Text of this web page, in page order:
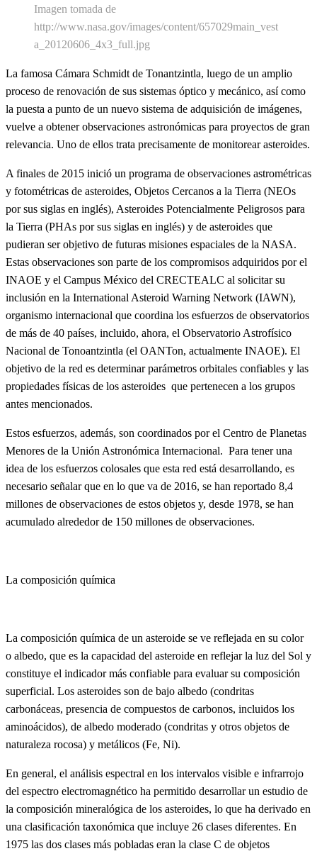
Imagen tomada de
http://www.nasa.gov/images/content/657029main_vest
a_20120606_4x3_full.jpg
La famosa Cámara Schmidt de Tonantzintla, luego de un amplio
proceso de renovación de sus sistemas óptico y mecánico, así como
la puesta a punto de un nuevo sistema de adquisición de imágenes,
vuelve a obtener observaciones astronómicas para proyectos de gran
relevancia. Uno de ellos trata precisamente de monitorear asteroides.
A finales de 2015 inició un programa de observaciones astrométricas
y fotométricas de asteroides, Objetos Cercanos a la Tierra (NEOs
por sus siglas en inglés), Asteroides Potencialmente Peligrosos para
la Tierra (PHAs por sus siglas en inglés) y de asteroides que
pudieran ser objetivo de futuras misiones espaciales de la NASA.
Estas observaciones son parte de los compromisos adquiridos por el
INAOE y el Campus México del CRECTEALC al solicitar su
inclusión en la International Asteroid Warning Network (IAWN),
organismo internacional que coordina los esfuerzos de observatorios
de más de 40 países, incluido, ahora, el Observatorio Astrofísico
Nacional de Tonoantzintla (el OANTon, actualmente INAOE). El
objetivo de la red es determinar parámetros orbitales confiables y las
propiedades físicas de los asteroides que pertenecen a los grupos
antes mencionados.
Estos esfuerzos, además, son coordinados por el Centro de Planetas
Menores de la Unión Astronómica Internacional. Para tener una
idea de los esfuerzos colosales que esta red está desarrollando, es
necesario señalar que en lo que va de 2016, se han reportado 8,4
millones de observaciones de estos objetos y, desde 1978, se han
acumulado alrededor de 150 millones de observaciones.
La composición química
La composición química de un asteroide se ve reflejada en su color
o albedo, que es la capacidad del asteroide en reflejar la luz del Sol y
constituye el indicador más confiable para evaluar su composición
superficial. Los asteroides son de bajo albedo (condritas
carbonáceas, presencia de compuestos de carbonos, incluidos los
aminoácidos), de albedo moderado (condritas y otros objetos de
naturaleza rocosa) y metálicos (Fe, Ni).
En general, el análisis espectral en los intervalos visible e infrarrojo
del espectro electromagnético ha permitido desarrollar un estudio de
la composición mineralógica de los asteroides, lo que ha derivado en
una clasificación taxonómica que incluye 26 clases diferentes. En
1975 las dos clases más pobladas eran la clase C de objetos